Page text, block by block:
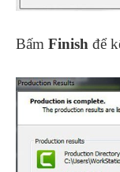
Bấm Finish để